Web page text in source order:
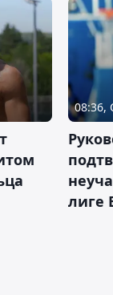
08:36,
лиге